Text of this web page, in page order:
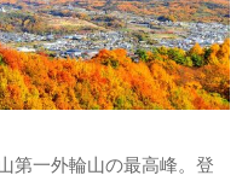
第一外輪山の最高峰。登